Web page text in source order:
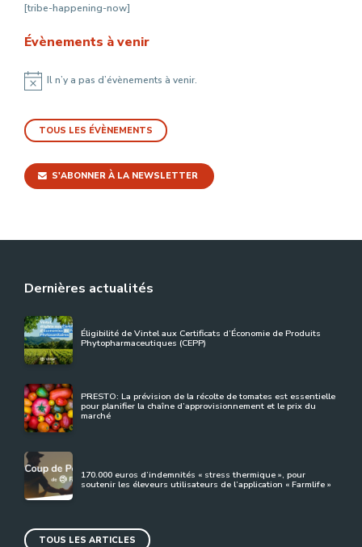
[tribe-happening-now]
Évènements à venir
NoticeIl n’y a pas d’évènements à venir.
TOUS LES ÉVÈNEMENTS
S'ABONNER À LA NEWSLETTER
Dernières actualités
Éligibilité de Vintel aux Certificats d’Économie de Produits
Phytopharmaceutiques (CEPP)
PRESTO: La prévision de la récolte de tomates est essentielle
pour planifier la chaîne d’approvisionnement et le prix du
marché
170.000 euros d’indemnités « stress thermique », pour
soutenir les éleveurs utilisateurs de l’application « Farmlife »
TOUS LES ARTICLES